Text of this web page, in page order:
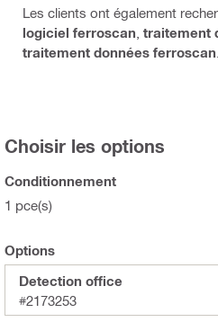
Les clients ont également
logiciel ferroscan traitement
traitement données ferroscan
Choisir les options
Conditionnement
1 pce(s)
Options
Detection office
#2173253